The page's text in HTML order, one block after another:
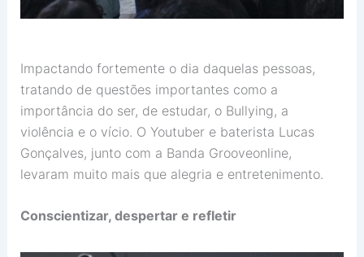
Impactando fortemente o dia daquelas pessoas,
tratando de questões importantes como a
importância do ser, de estudar, o Bullying, a
violência e o vício. O Youtuber e baterista Lucas
Gonçalves, junto com a Banda Grooveonline,
levaram muito mais que alegria e entretenimento.
Conscientizar, despertar e refletir